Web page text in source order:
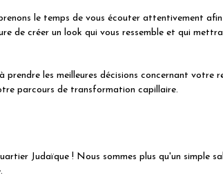
le temps de vous écouter attentivement
de créer un look qui vous ressemble et qui
les meilleures décisions concernant votre
parcours de transformation capillaire.
Judaïque ! Nous sommes plus qu'un simple